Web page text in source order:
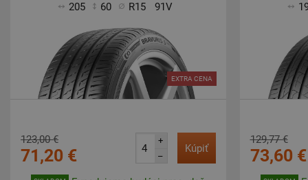
205 60 R15 91V
EXTRA CENA
123,00 €
71,20 €
+
–
Kúpiť
129,77 €
73,60 €